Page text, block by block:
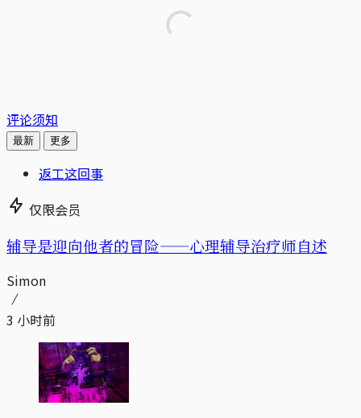
评论须知
最新 更多
返工这回事
仅限会员
辅导是迎向他者的冒险——心理辅导治疗师自述
Simon
3 小时前